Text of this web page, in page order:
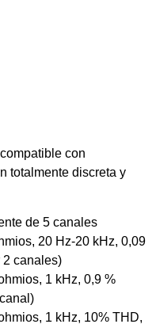
con
totalmente discreta y
de 5 canales
20 Hz-20 kHz, 0,09
2 canales)
1 kHz, 0,9 %
1 kHz, 10% THD,